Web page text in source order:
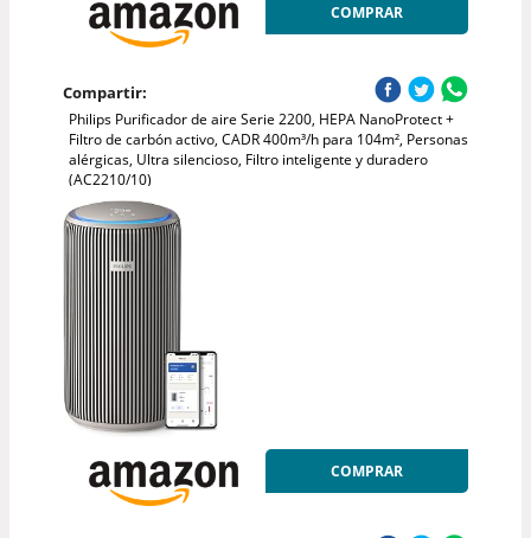
COMPRAR
Compartir:
Philips Purificador de aire Serie 2200, HEPA NanoProtect +
Filtro de carbón activo, CADR 400m³/h para 104m², Personas
alérgicas, Ultra silencioso, Filtro inteligente y duradero
(AC2210/10)
COMPRAR